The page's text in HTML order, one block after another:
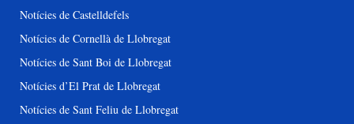
Notícies de Castelldefels
Notícies de Cornellà de Llobregat
Notícies de Sant Boi de Llobregat
Notícies d’El Prat de Llobregat
Notícies de Sant Feliu de Llobregat